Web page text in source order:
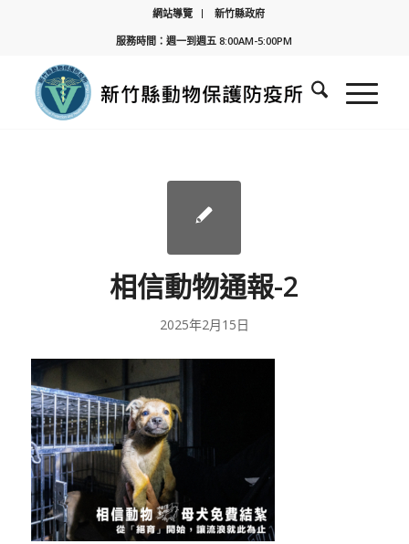
網站導覽
新竹縣政府
服務時間：週一到週五 8:00AM-5:00PM
相信動物通報-2
2025年2月15日